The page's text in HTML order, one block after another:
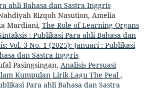
ahli Bahasa dan Sastra Inggris
Rizqoh Nasution, Amelia
Mardiani, The Role of Learning Organs
: Publikasi Para ahli Bahasa dan
Vol. 3 No. 1 (2025): Januari : Publikasi
dan Sastra Inggris
Pasingsingan, Analisis Persuasi
Kumpulan Lirik Lagu The Peal ,
Para ahli Bahasa dan Sastra